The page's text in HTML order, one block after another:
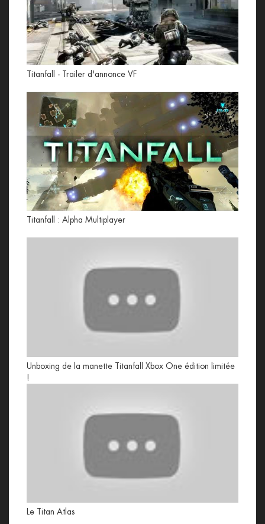
Titanfall - Trailer d'annonce VF
Titanfall : Alpha Multiplayer
Unboxing de la manette Titanfall Xbox One édition limitée
Le Titan Atlas